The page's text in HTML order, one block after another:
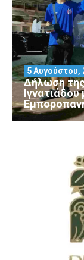
Δήλωση
5 Αυγούστου,